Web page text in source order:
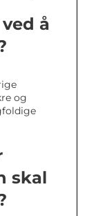
å
og
skal